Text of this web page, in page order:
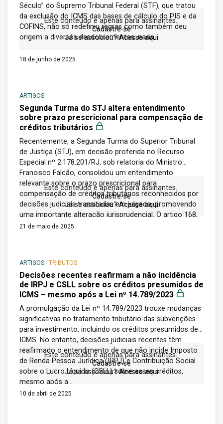
Século” do Supremo Tribunal Federal (STF), que tratou
da exclusão do ICMS das bases de cálculo do PIS e da
COFINS, não só redefiniu regras como também deu
origem a diversos desdobramentos: nada...
Este conteúdo é apenas para assinantes.
Cadastre-se
Já se associou?Acesse aqui
18 de junho de 2025
ARTIGOS
Segunda Turma do STJ altera entendimento
sobre prazo prescricional para compensação de
créditos tributários
Recentemente, a Segunda Turma do Superior Tribunal
de Justiça (STJ), em decisão proferida no Recurso
Especial nº 2.178.201/RJ, sob relatoria do Ministro
Francisco Falcão, consolidou um entendimento
relevante sobre o prazo prescricional para
compensação de créditos tributários reconhecidos por
decisões judiciais transitadas em julgado, promovendo
uma importante alteração jurisprudencial. O artigo 168,
inciso I, do...
Este conteúdo é apenas para assinantes.
Cadastre-se
Já se associou?Acesse aqui
21 de maio de 2025
ARTIGOS - TRIBUTOS
Decisões recentes reafirmam a não incidência
de IRPJ e CSLL sobre os créditos presumidos de
ICMS – mesmo após a Lei nº 14.789/2023
A promulgação da Lei nº 14.789/2023 trouxe mudanças
significativas no tratamento tributário das subvenções
para investimento, incluindo os créditos presumidos de
ICMS. No entanto, decisões judiciais recentes têm
reafirmado o entendimento de que não incide Imposto
de Renda Pessoa Jurídica (IRPJ) e Contribuição Social
sobre o Lucro Líquido (CSLL) sobre esses créditos,
mesmo após a...
Este conteúdo é apenas para assinantes.
Cadastre-se
Já se associou?Acesse aqui
10 de abril de 2025